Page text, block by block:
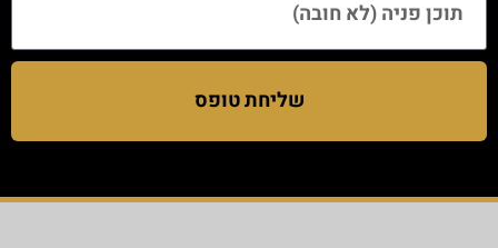
שליחת טופס